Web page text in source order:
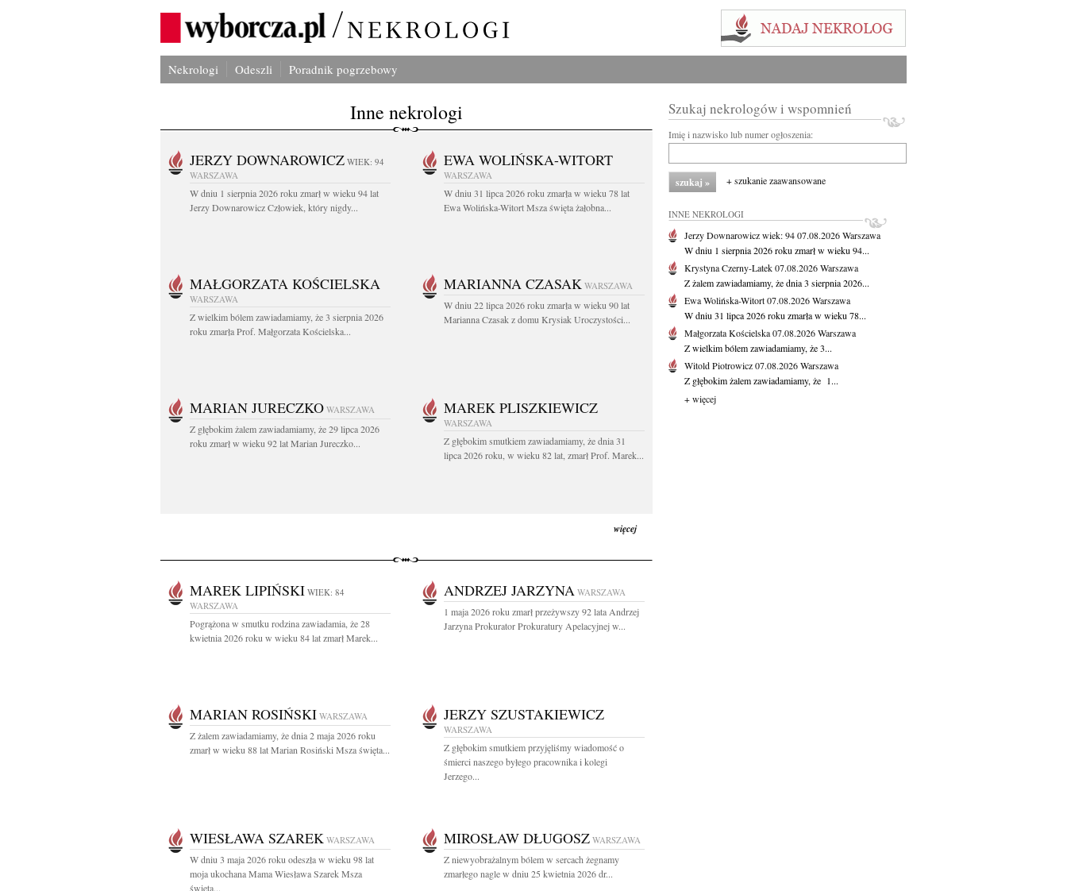
Nekrologi Odeszli Poradnik pogrzebowy
Inne nekrologi
JERZY DOWNAROWICZ WIEK: 94
WARSZAWA
W dniu 1 sierpnia 2026 roku zmarł w wieku 94 lat
Jerzy Downarowicz Człowiek, który nigdy...
EWA WOLIŃSKA-WITORT
WARSZAWA
W dniu 31 lipca 2026 roku zmarła w wieku 78 lat
Ewa Wolińska-Witort Msza święta żałobna...
MAŁGORZATA KOŚCIELSKA
WARSZAWA
Z wielkim bólem zawiadamiamy, że 3 sierpnia 2026
roku zmarła Prof. Małgorzata Kościelska...
MARIANNA CZASAK WARSZAWA
W dniu 22 lipca 2026 roku zmarła w wieku 90 lat
Marianna Czasak z domu Krysiak Uroczystości...
MARIAN JURECZKO WARSZAWA
Z głębokim żalem zawiadamiamy, że 29 lipca 2026
roku zmarł w wieku 92 lat Marian Jureczko...
MAREK PLISZKIEWICZ
WARSZAWA
Z głębokim smutkiem zawiadamiamy, że dnia 31
lipca 2026 roku, w wieku 82 lat, zmarł Prof. Marek...
więcej
MAREK LIPIŃSKI WIEK: 84
WARSZAWA
Pogrążona w smutku rodzina zawiadamia, że 28
kwietnia 2026 roku w wieku 84 lat zmarł Marek...
ANDRZEJ JARZYNA WARSZAWA
1 maja 2026 roku zmarł przeżywszy 92 lata Andrzej
Jarzyna Prokurator Prokuratury Apelacyjnej w...
MARIAN ROSIŃSKI WARSZAWA
Z żalem zawiadamiamy, że dnia 2 maja 2026 roku
zmarł w wieku 88 lat Marian Rosiński Msza święta...
JERZY SZUSTAKIEWICZ
WARSZAWA
Z głębokim smutkiem przyjęliśmy wiadomość o
śmierci naszego byłego pracownika i kolegi
Jerzego...
WIESŁAWA SZAREK WARSZAWA
W dniu 3 maja 2026 roku odeszła w wieku 98 lat
moja ukochana Mama Wiesława Szarek Msza
święta...
MIROSŁAW DŁUGOSZ WARSZAWA
Z niewyobrażalnym bólem w sercach żegnamy
zmarłego nagle w dniu 25 kwietnia 2026 dr...
Szukaj nekrologów i wspomnień
Imię i nazwisko lub numer ogłoszenia:
+ szukanie zaawansowane
INNE NEKROLOGI
Jerzy Downarowiczwiek: 9407.08.2026Warszawa
W dniu 1 sierpnia 2026 roku zmarł w wieku 94...
Krystyna Czerny-Latek07.08.2026Warszawa
Z żalem zawiadamiamy, że dnia 3 sierpnia 2026...
Ewa Wolińska-Witort07.08.2026Warszawa
W dniu 31 lipca 2026 roku zmarła w wieku 78...
Małgorzata Kościelska07.08.2026Warszawa
Z wielkim bólem zawiadamiamy, że 3...
Witold Piotrowicz07.08.2026Warszawa
Z głębokim żalem zawiadamiamy, że 1...
+ więcej